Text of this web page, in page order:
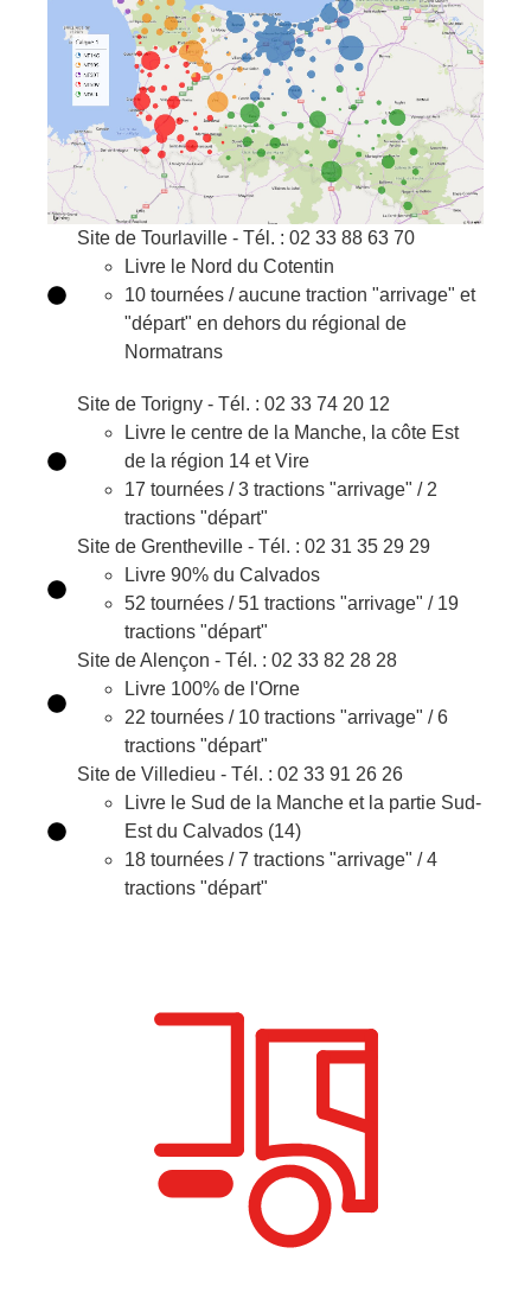
Site de Tourlaville - Tél. : 02 33 88 63 70
Livre le Nord du Cotentin
10 tournées / aucune traction "arrivage" et
"départ" en dehors du régional de
Normatrans
Site de Torigny - Tél. : 02 33 74 20 12
Livre le centre de la Manche, la côte Est
de la région 14 et Vire
17 tournées / 3 tractions "arrivage" / 2
tractions "départ"
Site de Grentheville - Tél. : 02 31 35 29 29
Livre 90% du Calvados
52 tournées / 51 tractions "arrivage" / 19
tractions "départ"
Site de Alençon - Tél. : 02 33 82 28 28
Livre 100% de l'Orne
22 tournées / 10 tractions "arrivage" / 6
tractions "départ"
Site de Villedieu - Tél. : 02 33 91 26 26
Livre le Sud de la Manche et la partie Sud-
Est du Calvados (14)
18 tournées / 7 tractions "arrivage" / 4
tractions "départ"